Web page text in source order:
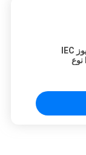
24kv نشط و ثابت محول فيوز IEC